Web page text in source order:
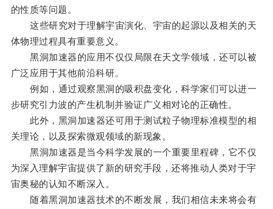
的性质等问题。
这些研究对于理解宇宙演化、宇宙的起源以及相关的天
体物理过程具有重要意义。
黑洞加速器的应用不仅仅局限在天文学领域，还可以被
广泛应用于其他前沿科研。
例如，通过观察黑洞的吸积盘变化，科学家们可以进一
步研究引力波的产生机制并验证广义相对论的正确性。
此外，黑洞加速器还可用于测试粒子物理标准模型的相
关理论，以及探索微观领域的新现象。
黑洞加速器是当今科学发展的一个重要里程碑，它不仅
为深入理解宇宙提供了新的研究手段，还将推动人类对于宇
宙奥秘的认知不断深入。
随着黑洞加速器技术的不断发展，我们相信未来将会有